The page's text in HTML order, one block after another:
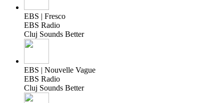
EBS | Fresco
EBS Radio
Cluj Sounds Better
EBS | Nouvelle Vague
EBS Radio
Cluj Sounds Better